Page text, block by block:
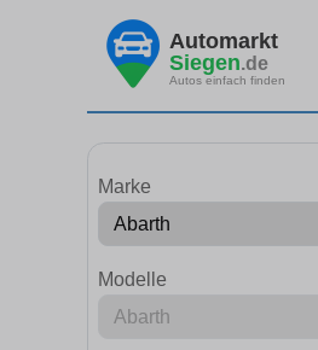
Automarkt
Siegen.de
Autos einfach finden
Marke
Modelle